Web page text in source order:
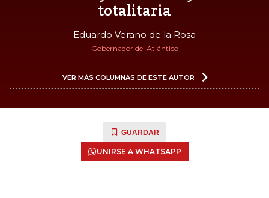
totalitaria
Eduardo Verano de la Rosa
Gobernador del Atlántico
VER MÁS COLUMNAS DE ESTE AUTOR
GUARDAR
UNIRSE A WHATSAPP